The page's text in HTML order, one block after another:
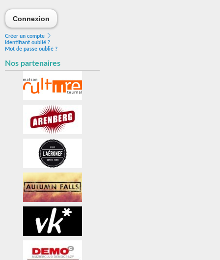
Connexion
Créer un compte
Identifiant oublié ?
Mot de passe oublié ?
Nos partenaires